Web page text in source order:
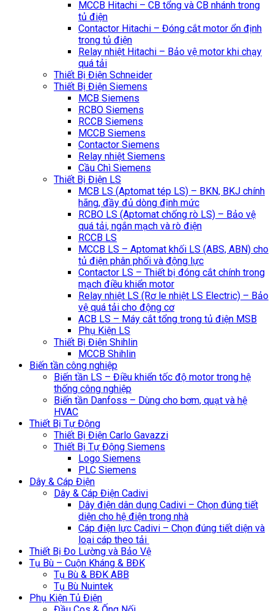
MCCB Hitachi – CB tổng và CB nhánh trong
tủ điện
Contactor Hitachi – Đóng cắt motor ổn định
trong tủ điện
Relay nhiệt Hitachi – Bảo vệ motor khi chạy
quá tải
Thiết Bị Điện Schneider
Thiết Bị Điện Siemens
MCB Siemens
RCBO Siemens
RCCB Siemens
MCCB Siemens
Contactor Siemens
Relay nhiệt Siemens
Cầu Chì Siemens
Thiết Bị Điện LS
MCB LS (Aptomat tép LS) – BKN, BKJ chính
hãng, đầy đủ dòng định mức
RCBO LS (Aptomat chống rò LS) – Bảo vệ
quá tải, ngắn mạch và rò điện
RCCB LS
MCCB LS – Aptomat khối LS (ABS, ABN) cho
tủ điện phân phối và động lực
Contactor LS – Thiết bị đóng cắt chính trong
mạch điều khiển motor
Relay nhiệt LS (Rơ le nhiệt LS Electric) – Bảo
vệ quá tải cho động cơ
ACB LS – Máy cắt tổng trong tủ điện MSB
Phụ Kiện LS
Thiết Bị Điện Shihlin
MCCB Shihlin
Biến tần công nghiệp
Biến tần LS – Điều khiển tốc độ motor trong hệ
thống công nghiệp
Biến tần Danfoss – Dùng cho bơm, quạt và hệ
HVAC
Thiết Bị Tự Động
Thiết Bị Điện Carlo Gavazzi
Thiết Bị Tự Động Siemens
Logo Siemens
PLC Siemens
Dây & Cáp Điện
Dây & Cáp Điện Cadivi
Dây điện dân dụng Cadivi – Chọn đúng tiết
diện cho hệ điện trong nhà
Cáp điện lực Cadivi – Chọn đúng tiết diện và
loại cáp theo tải
Thiết Bị Đo Lường và Bảo Vệ
Tụ Bù – Cuộn Kháng & BĐK
Tụ Bù & BĐK ABB
Tụ Bù Nuintek
Phụ Kiện Tủ Điện